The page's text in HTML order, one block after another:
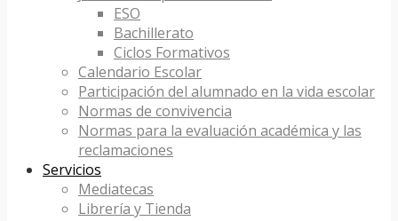
ESO
Bachillerato
Ciclos Formativos
Calendario Escolar
Participación del alumnado en la vida escolar
Normas de convivencia
Normas para la evaluación académica y las
reclamaciones
Servicios
Mediatecas
Librería y Tienda